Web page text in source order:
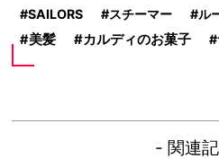
SAILORS スチーマー ル
美髪 カルディのお菓子
- 関連